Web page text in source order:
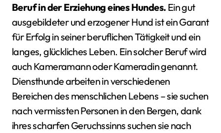
Beruf in der Erziehung eines Hundes. Ein gut
ausgebildeter und erzogener Hund ist ein Garant
für Erfolg in seiner beruflichen Tätigkeit und ein
langes, glückliches Leben. Ein solcher Beruf wird
auch Kameramann oder Kameradin genannt.
Diensthunde arbeiten in verschiedenen
Bereichen des menschlichen Lebens – sie suchen
nach vermissten Personen in den Bergen, dank
ihres scharfen Geruchssinns suchen sie nach